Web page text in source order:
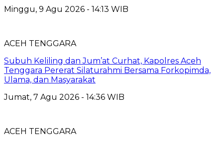
Minggu, 9 Agu 2026 - 14:13 WIB
ACEH TENGGARA
Subuh Keliling dan Jum’at Curhat, Kapolres Aceh
Tenggara Pererat Silaturahmi Bersama Forkopimda,
Ulama, dan Masyarakat
Jumat, 7 Agu 2026 - 14:36 WIB
ACEH TENGGARA